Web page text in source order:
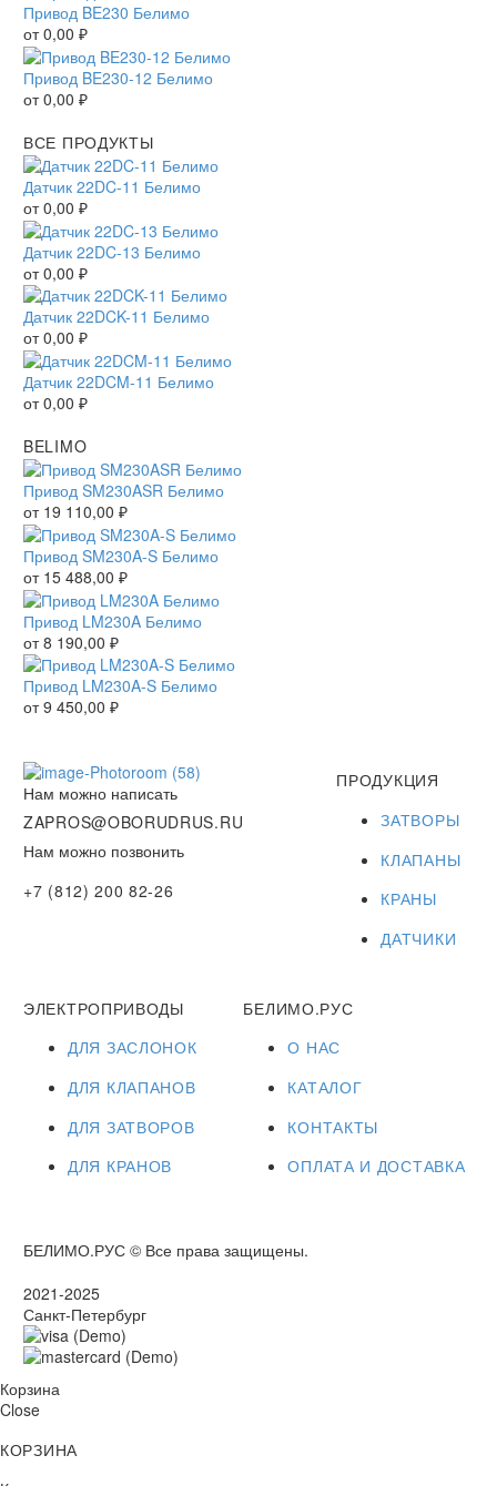
Привод BE230 Белимо
от0,00 ₽
Привод BE230-12 Белимо
от0,00 ₽
ВСЕ ПРОДУКТЫ
Датчик 22DC-11 Белимо
от0,00 ₽
Датчик 22DC-13 Белимо
от0,00 ₽
Датчик 22DCK-11 Белимо
от0,00 ₽
Датчик 22DCM-11 Белимо
от0,00 ₽
BELIMO
Привод SM230ASR Белимо
от 19 110,00 ₽
Привод SM230A-S Белимо
от 15 488,00 ₽
Привод LM230A Белимо
от8 190,00 ₽
Привод LM230A-S Белимо
от9 450,00 ₽
Нам можно написать
ZAPROS@OBORUDRUS.RU
Нам можно позвонить
+7 (812) 200 82-26
ПРОДУКЦИЯ
ЗАТВОРЫ
КЛАПАНЫ
КРАНЫ
ДАТЧИКИ
ЭЛЕКТРОПРИВОДЫ
ДЛЯ ЗАСЛОНОК
ДЛЯ КЛАПАНОВ
ДЛЯ ЗАТВОРОВ
ДЛЯ КРАНОВ
БЕЛИМО.РУС
О НАС
КАТАЛОГ
КОНТАКТЫ
ОПЛАТА И ДОСТАВКА
БЕЛИМО.РУС © Все права защищены.
2021-2025
Санкт-Петербург
Корзина
Close
КОРЗИНА